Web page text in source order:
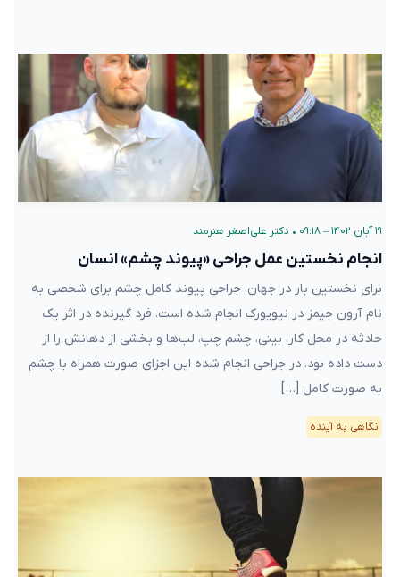
۱۹ آبان ۱۴۰۲ – ۰۹:۱۸ • دکتر علی‌اصغر هنرمند
انجام نخستین عمل جراحی «پیوند چشم» انسان
برای نخستین بار در جهان، جراحی پیوند کامل چشم برای شخصی به
نام آرون جیمز در نیویورک انجام شده است. فرد گیرنده در اثر یک
حادثه در محل کار، بینی، چشم چپ، لب‌ها و بخشی از دهانش را از
دست داده بود. در جراحی انجام شده این اجزای صورت همراه با چشم
به صورت کامل […]
نگاهی به آینده